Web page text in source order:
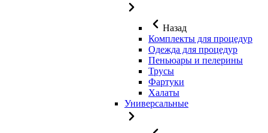
Назад
Комплекты для процедур
Одежда для процедур
Пеньюары и пелерины
Трусы
Фартуки
Халаты
Универсальные